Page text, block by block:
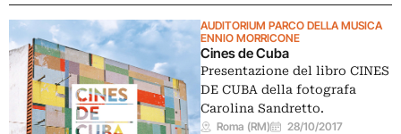
AUDITORIUM PARCO DELLA MUSICA
ENNIO MORRICONE
Cines de Cuba
Presentazione del libro CINES
DE CUBA della fotografa
Carolina Sandretto.
Roma (RM) 28/10/2017